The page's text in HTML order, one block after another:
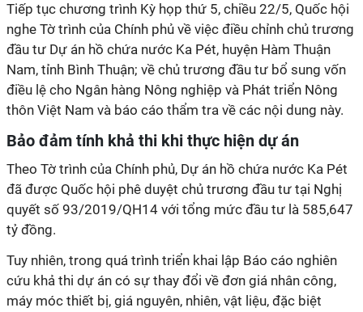
Tiếp tục chương trình Kỳ họp thứ 5, chiều 22/5, Quốc hội
nghe Tờ trình của Chính phủ về việc điều chỉnh chủ trương
đầu tư Dự án hồ chứa nước Ka Pét, huyện Hàm Thuận
Nam, tỉnh Bình Thuận; về chủ trương đầu tư bổ sung vốn
điều lệ cho Ngân hàng Nông nghiệp và Phát triển Nông
thôn Việt Nam và báo cáo thẩm tra về các nội dung này.
Bảo đảm tính khả thi khi thực hiện dự án
Theo Tờ trình của Chính phủ, Dự án hồ chứa nước Ka Pét
đã được Quốc hội phê duyệt chủ trương đầu tư tại Nghị
quyết số 93/2019/QH14 với tổng mức đầu tư là 585,647
tỷ đồng.
Tuy nhiên, trong quá trình triển khai lập Báo cáo nghiên
cứu khả thi dự án có sự thay đổi về đơn giá nhân công,
máy móc thiết bị, giá nguyên, nhiên, vật liệu, đặc biệt